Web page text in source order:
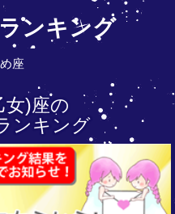
ンキング
座
女)座の
ンキング